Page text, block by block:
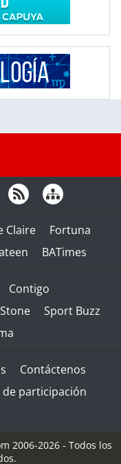
Claire
Fortuna
BATimes
Contigo
Sport Buzz
Contáctenos
de participación
2006-2026 - Todos los